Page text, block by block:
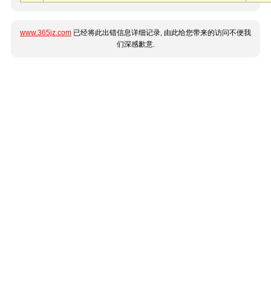
www.365jz.com 已经将此出错信息详细记录, 由此给您带来的访问不便我
们深感歉意.